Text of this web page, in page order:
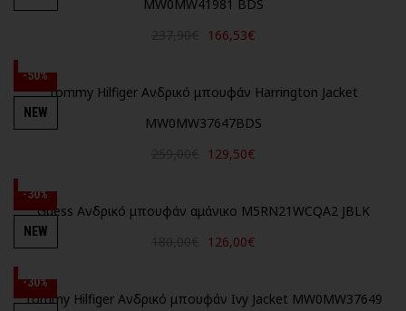
MW0MW41981 BDS
166,53€
-50%
NEW
Tommy Hilfiger Ανδρικό μπουφάν Harrington Jacket
MW0MW37647BDS
129,50€
-30%
NEW
Guess Ανδρικό μπουφάν αμάνικο M5RN21WCQA2 JBLK
126,00€
-30%
Tommy Hilfiger Ανδρικό μπουφάν Ivy Jacket MW0MW37649